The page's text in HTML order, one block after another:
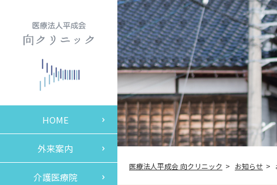
HOME
外来案内
介護医療院
医療法人平成会 向クリニック お知らせ